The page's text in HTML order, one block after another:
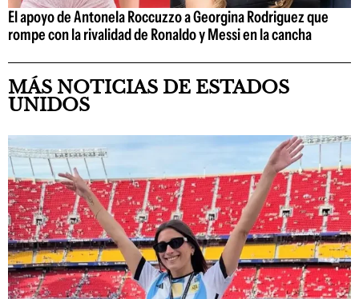
El apoyo de Antonela Roccuzzo a Georgina Rodriguez que
rompe con la rivalidad de Ronaldo y Messi en la cancha
MÁS NOTICIAS DE ESTADOS
UNIDOS